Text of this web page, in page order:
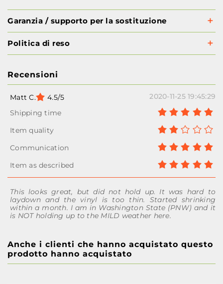
Garanzia / supporto per la sostituzione
Politica di reso
Recensioni
Matt C. 4.5/5 2020-11-25 19:45:29
This looks great, but did not hold up. It was hard to
laydown and the vinyl is too thin. Started shrinking
within a month. I am in Washington State (PNW) and it
is NOT holding up to the MILD weather here.
Anche i clienti che hanno acquistato questo
prodotto hanno acquistato